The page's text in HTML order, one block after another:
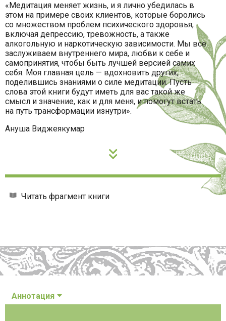
«Медитация меняет жизнь, и я лично убедилась в
этом на примере своих клиентов, которые боролись
со множеством проблем психического здоровья,
включая депрессию, тревожность, а также
алкогольную и наркотическую зависимости. Мы все
заслуживаем внутреннего мира, любви к себе и
самопринятия, чтобы быть лучшей версией самих
себя. Моя главная цель — вдохновить других,
поделившись знаниями о силе медитации. Пусть
слова этой книги будут иметь для вас такой же
смысл и значение, как и для меня, и помогут встать
на путь трансформации изнутри».
Ануша Виджеякумар
Читать фрагмент книги
Аннотация